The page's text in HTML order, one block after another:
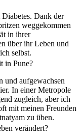
Diabetes. Dank der
weggekommen
in ihrer
über ihr Leben und
selbst.
in Pune?
und aufgewachsen
In einer Metropole
zugleich, aber ich
mit meinen Freunden
zu üben.
verändert?